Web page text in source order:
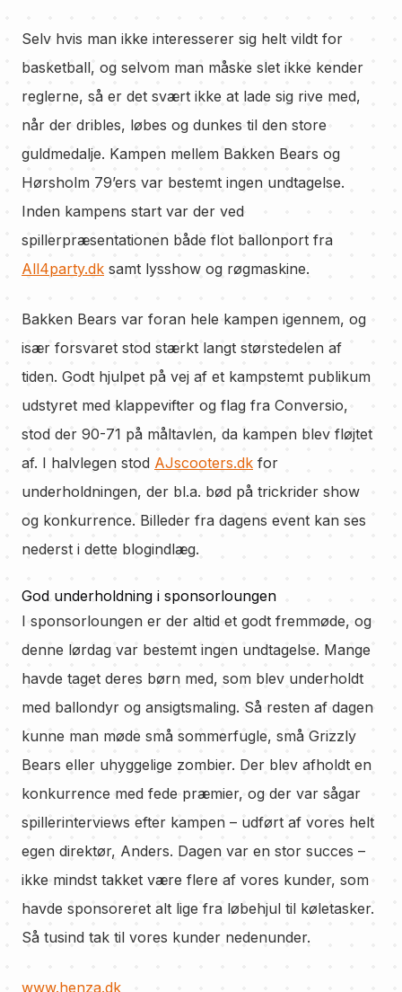
Selv hvis man ikke interesserer sig helt vildt for
basketball, og selvom man måske slet ikke kender
reglerne, så er det svært ikke at lade sig rive med,
når der dribles, løbes og dunkes til den store
guldmedalje. Kampen mellem Bakken Bears og
Hørsholm 79’ers var bestemt ingen undtagelse.
Inden kampens start var der ved
spillerpræsentationen både flot ballonport fra
All4party.dk samt lysshow og røgmaskine.
Bakken Bears var foran hele kampen igennem, og
især forsvaret stod stærkt langt størstedelen af
tiden. Godt hjulpet på vej af et kampstemt publikum
udstyret med klappevifter og flag fra Conversio,
stod der 90-71 på måltavlen, da kampen blev fløjtet
af. I halvlegen stod AJscooters.dk for
underholdningen, der bl.a. bød på trickrider show
og konkurrence. Billeder fra dagens event kan ses
nederst i dette blogindlæg.
God underholdning i sponsorloungen
I sponsorloungen er der altid et godt fremmøde, og
denne lørdag var bestemt ingen undtagelse. Mange
havde taget deres børn med, som blev underholdt
med ballondyr og ansigtsmaling. Så resten af dagen
kunne man møde små sommerfugle, små Grizzly
Bears eller uhyggelige zombier. Der blev afholdt en
konkurrence med fede præmier, og der var sågar
spillerinterviews efter kampen – udført af vores helt
egen direktør, Anders. Dagen var en stor succes –
ikke mindst takket være flere af vores kunder, som
havde sponsoreret alt lige fra løbehjul til køletasker.
Så tusind tak til vores kunder nedenunder.
www.henza.dk